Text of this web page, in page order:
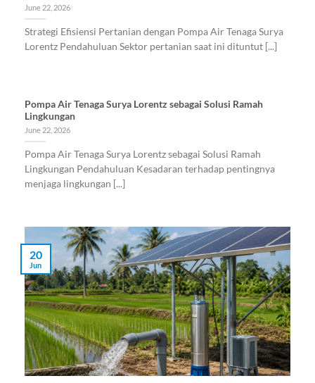
June 22, 2026
Strategi Efisiensi Pertanian dengan Pompa Air Tenaga Surya
Lorentz Pendahuluan Sektor pertanian saat ini dituntut [...]
Pompa Air Tenaga Surya Lorentz sebagai Solusi Ramah
Lingkungan
June 22, 2026
Pompa Air Tenaga Surya Lorentz sebagai Solusi Ramah
Lingkungan Pendahuluan Kesadaran terhadap pentingnya
menjaga lingkungan [...]
20
Jun